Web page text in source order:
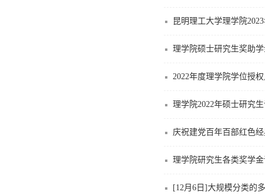
昆明理工大学理学院
理学院硕士研究生奖助
2022年度理学院学位授
理学院2022年硕士研究
庆祝建党百年百部红色
理学院研究生各类奖学
[12月6日]大规模分类的